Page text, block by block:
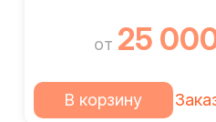
от 25
В корзину